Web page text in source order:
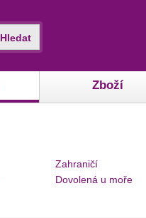
Zboží
Hledat
Zahraničí
Dovolená u moře